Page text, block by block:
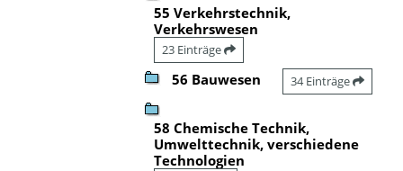
55 Verkehrstechnik,
Verkehrswesen
23 Einträge
56 Bauwesen 34 Einträge
58 Chemische Technik,
Umwelttechnik, verschiedene
Technologien